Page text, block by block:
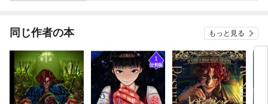
同じ作者の本 もっと見る